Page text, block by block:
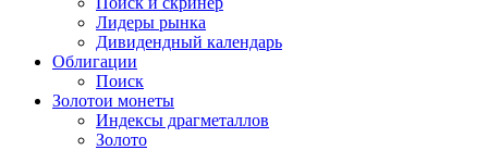
Лидеры рынка
Дивидендный календарь
Облигации
Поиск
Золотои монеты
Индексы драгметаллов
Золото